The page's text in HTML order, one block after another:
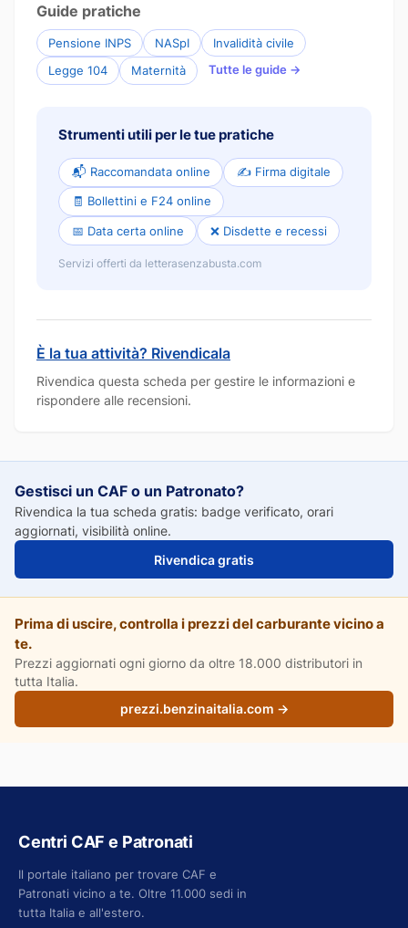
Guide pratiche
Pensione INPS NASpI
Invalidità civile
Legge 104
Maternità Tutte le guide →
Strumenti utili per le tue pratiche
📬 Raccomandata online ✍️ Firma digitale
🧾 Bollettini e F24 online
📅 Data certa online ❌ Disdette e recessi
Servizi offerti da letterasenzabusta.com
È la tua attività? Rivendicala
Rivendica questa scheda per gestire le informazioni e
rispondere alle recensioni.
Gestisci un CAF o un Patronato?
Rivendica la tua scheda gratis: badge verificato, orari
aggiornati, visibilità online.
Rivendica gratis
Prima di uscire, controlla i prezzi del carburante vicino a
te.
Prezzi aggiornati ogni giorno da oltre 18.000 distributori in
tutta Italia.
prezzi.benzinaitalia.com →
Centri CAF e Patronati
Il portale italiano per trovare CAF e
Patronati vicino a te. Oltre 11.000 sedi in
tutta Italia e all'estero.